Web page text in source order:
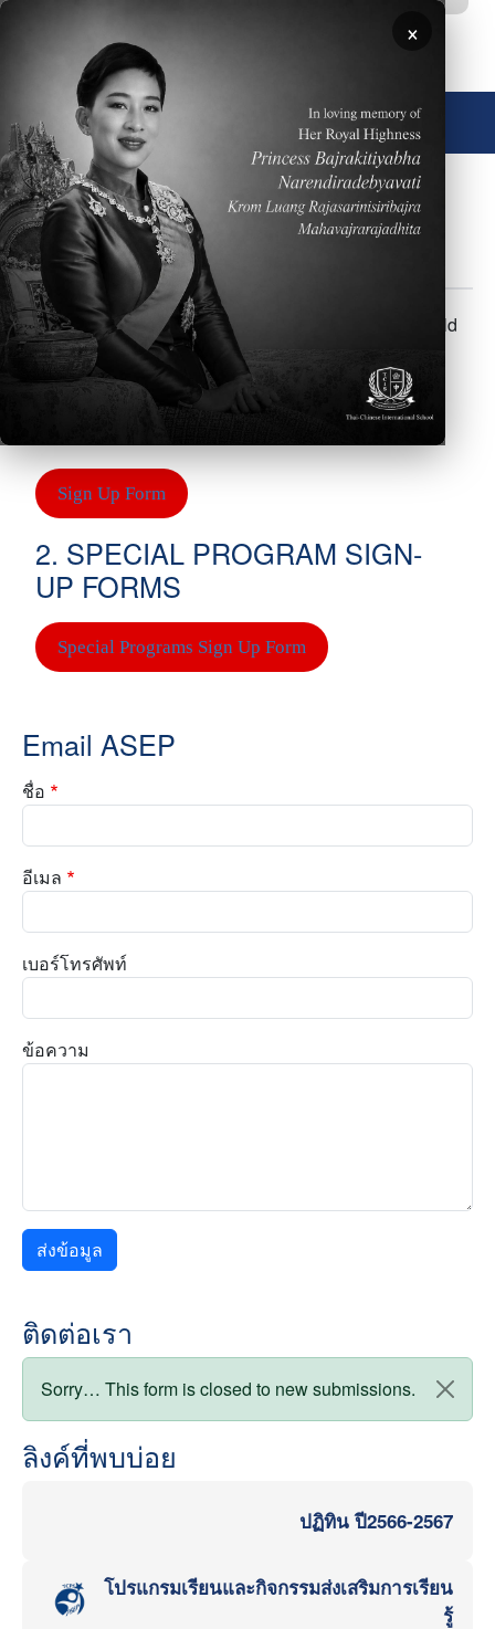
ข้ามไปยังเนื้อหาหลัก
🌐 ประเทศไทย
เกี่ยว
เรา
นโยบาย
ปฏิทิน
สมัครร่วม
โปรแกรม
Body
Please select the classes you want to enroll your child
in and sign up using the forms below.
1. ACADEMIC ENRICHMENT
CLASSES SIGN-UP FORM
Sign Up Form
2. SPECIAL PROGRAM SIGN-
UP FORMS
Special Programs Sign Up Form
Email ASEP
ชื่อ
อีเมล
เบอร์โทรศัพท์
ข้อความ
ติดต่อเรา
สถานะข้อความ
Sorry… This form is closed to new submissions.
ลิงค์ที่พบบ่อย
ปฏิทิน ปี2566-2567
โปรแกรมเรียนและกิจกรรมส่งเสริมการเรียน
รู้
×